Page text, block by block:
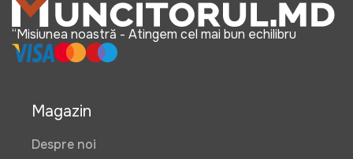
“Misiunea noastră - Atingem cel mai bun echilibru
Magazin
Despre noi